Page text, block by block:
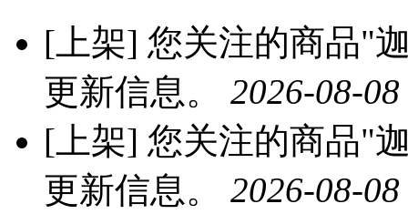
[上架] 您关注的商品"
更新信息。 2026-08-
[上架] 您关注的商品"
更新信息。 2026-08-